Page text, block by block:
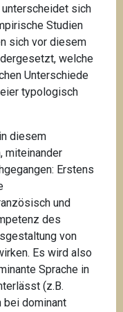
sich
Studien
sich vor diesem
welche
Unterschiede
typologisch
diesem
miteinander
Erstens
und
des
von
Es wird also
Sprache in
(z.B.
dominant